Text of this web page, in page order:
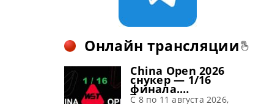
Онлайн трансляции
China Open 2026
снукер — 1/16
финала.
Трансляции
C 8 по 11 августа 2026,